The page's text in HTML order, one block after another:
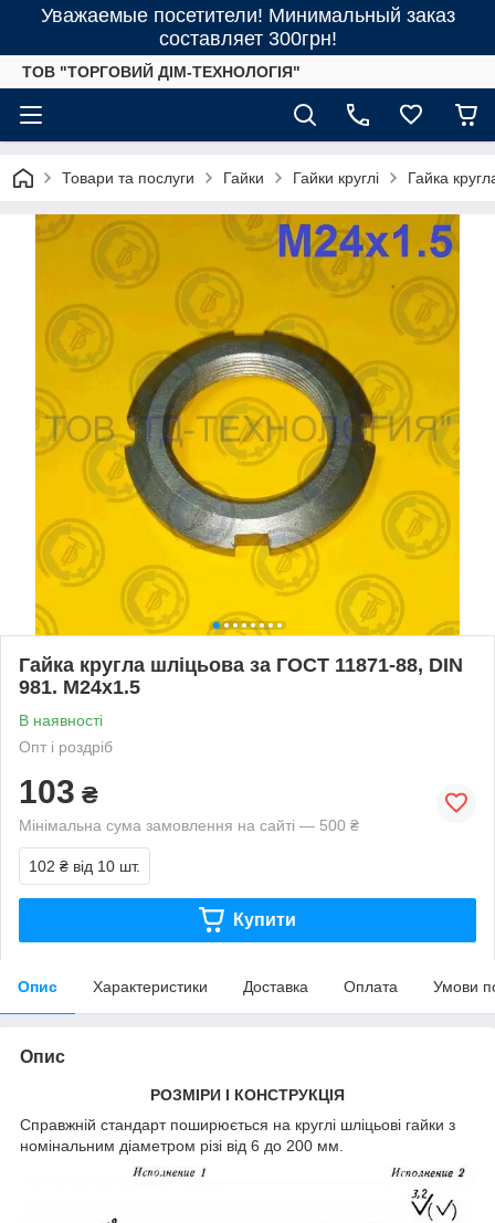
Уважаемые посетители! Минимальный заказ
составляет 300грн!
ТОВ "ТОРГОВИЙ ДІМ-ТЕХНОЛОГІЯ"
Товари та послуги Гайки Гайки круглі Гайка
Гайка кругла шліцьова за ГОСТ 11871-88, DIN
981. М24х1.5
В наявності
Опт і роздріб
103 ₴
Мінімальна сума замовлення на сайті — 500 ₴
102 ₴ від 10 шт.
Купити
Опис Характеристики Доставка Оплата Умови
Опис
РОЗМІРИ І КОНСТРУКЦІЯ
Справжній стандарт поширюється на круглі шліцьові гайки з
номінальним діаметром різі від 6 до 200 мм.